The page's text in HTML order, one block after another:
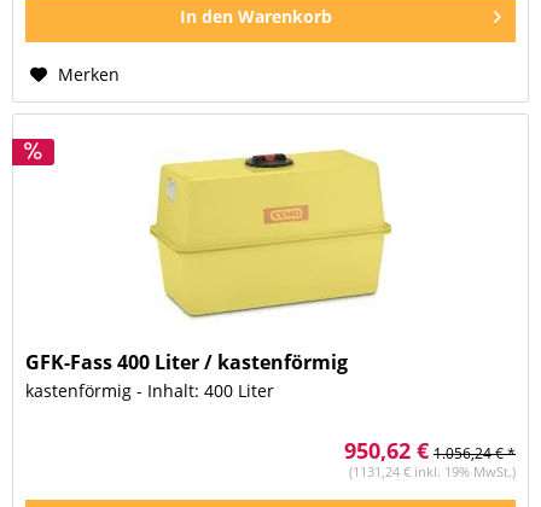
In den Warenkorb
Merken
GFK-Fass 400 Liter / kastenförmig
kastenförmig - Inhalt: 400 Liter
950,62 € 1.056,24 € *
(1131,24 € inkl. 19% MwSt.)